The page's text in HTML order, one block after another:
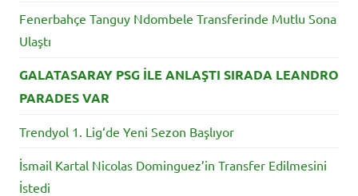
Fenerbahçe Tanguy Ndombele Transferinde Mutlu Sona
Ulaştı
GALATASARAY PSG İLE ANLAŞTI SIRADA LEANDRO
PARADES VAR
Trendyol 1. Lig‘de Yeni Sezon Başlıyor
İsmail Kartal Nicolas Dominguez’in Transfer Edilmesini
İstedi